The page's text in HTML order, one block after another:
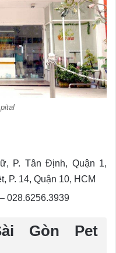
P. Tân Định, Quận 1,
P. 14, Quận 10, HCM
028.6256.3939
Gòn Pet